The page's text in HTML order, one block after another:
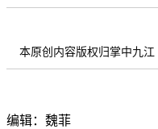
本原创内容版权归掌中九江
编辑：魏菲